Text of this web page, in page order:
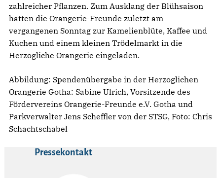
zahlreicher Pflanzen. Zum Ausklang der Blühsaison
hatten die Orangerie-Freunde zuletzt am
vergangenen Sonntag zur Kamelienblüte, Kaffee und
Kuchen und einem kleinen Trödelmarkt in die
Herzogliche Orangerie eingeladen.
Abbildung: Spendenübergabe in der Herzoglichen
Orangerie Gotha: Sabine Ulrich, Vorsitzende des
Fördervereins Orangerie-Freunde e.V. Gotha und
Parkverwalter Jens Scheffler von der STSG, Foto: Chris
Schachtschabel
Pressekontakt